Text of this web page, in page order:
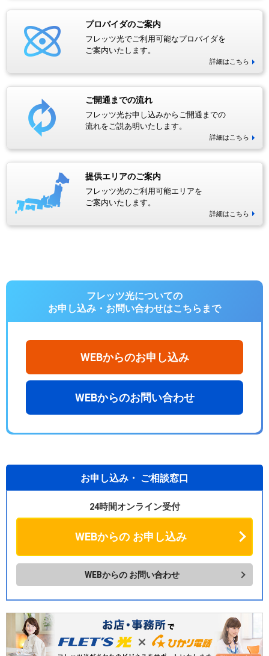
プロバイダのご案内
フレッツ光でご利用可能なプロバイダを
ご案内いたします。
詳細はこちら
ご開通までの流れ
フレッツ光お申し込みからご開通までの
流れをご説あ明いたします。
詳細はこちら
提供エリアのご案内
フレッツ光のご利用可能エリアを
ご案内いたします。
詳細はこちら
フレッツ光についての
お申し込み・お問い合わせはこちらまで
WEBからのお申し込み
WEBからのお問い合わせ
お申し込み・ ご相談窓口
24時間オンライン受付
WEBからのお申し込み
WEBからの お問い合わせ